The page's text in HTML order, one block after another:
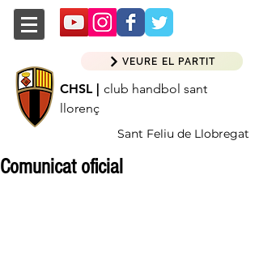
CHSL | club handbol sant
llorenç
Sant Feliu de Llobregat
VEURE EL PARTIT
Comunicat oficial